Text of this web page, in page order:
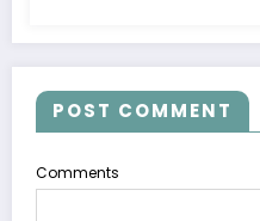
POST COMMENT
Comments